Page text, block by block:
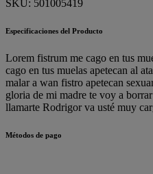
SKU: 501005419
Especificaciones del Producto
Lorem fistrum me cago en tus
cago en tus muelas apetecan al
malar a wan fistro apetecan
gloria de mi madre te voy a
llamarte Rodrigor va usté muy
Métodos de pago